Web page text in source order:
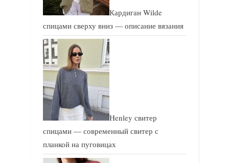
Кардиган Wilde
спицами сверху вниз — описание вязания
Henley свитер
спицами — современный свитер с
планкой на пуговицах